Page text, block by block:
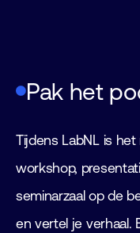
Pak het
Tijdens LabNL is
workshop,
seminarzaal op de
en vertel je verhaal.